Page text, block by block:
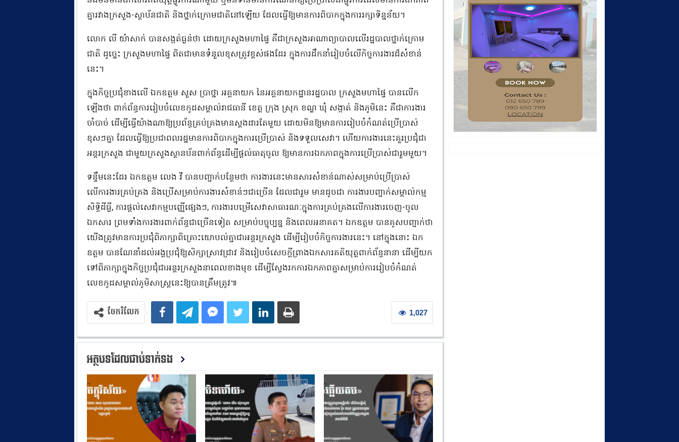
គ្នារវាងក្រសួង-ស្ថាប័នជាតិ និងថ្នាក់ក្រោមជាតិនៅឡើយ ដែលធ្វើឱ្យមានការពិបាកក្នុងការរក្សាទិន្នន័យ។
លោក លី យ៉ាសាក់ បានសង្កត់ធ្ងន់ថា ដោយក្រសួងមហាផ្ទៃ គឺជាក្រសួងអាណាព្យាបាលលើរដ្ឋបាលថ្នាក់ក្រោម
ជាតិ ដូច្នេះ ក្រសួងមហាផ្ទៃ ពិតជាមានទំនួលខុសត្រូវខ្ពស់ផងដែរ ក្នុងការដឹកនាំរៀបចំលើកិច្ចការងារដ៏សំខាន់
នេះ។
ក្នុងកិច្ចប្រជុំខាងលើ ឯកឧត្តម សួស ប្រាថ្នា អគ្គនាយក នៃអគ្គនាយកដ្ឋានរដ្ឋបាល ក្រសួងមហាផ្ទៃ បានលើក
ឡើងថា ពាក់ព័ន្ធការរៀបចំលេខកូដសម្គាល់រាជធានី ខេត្ត ក្រុង ស្រុក ខណ្ឌ ឃុំ សង្កាត់ និងភូមិនេះ គឺជាការងារ
ចាំបាច់ ដើម្បីធ្វើយ៉ាងណាឱ្យប្រព័ន្ធគ្រប់គ្រងមានស្តងដារតែមួយ ដោយមិនឱ្យមានការរៀបចំកំណត់ប្រើប្រាស់
ខុសៗគ្នា ដែលធ្វើឱ្យប្រជាពលរដ្ឋមានការពិបាកក្នុងការប្រើប្រាស់ និងទទួលសេវា។ ហើយការងារនេះគួរប្រជុំជា
អន្តរក្រសួង ជាមួយក្រសួងស្ថានប័នពាក់ព័ន្ធដើម្បីផ្តល់ធាតុចូល ឱ្យមានការឯកភាពក្នុងការប្រើប្រាស់ជារួមមួយ។
ទន្ទឹមនេះដែរ ឯកឧត្តម លេង វី បានបញ្ជាក់បន្ថែមថា ការងារនេះមានសារសំខាន់ណាស់សម្រាប់ប្រើប្រាស់
លើការងារគ្រប់គ្រង និងប្រើសម្រាប់ការងារសំខាន់ៗជាច្រើន ដែលជារួម មានដូចជា ការងារបញ្ជាក់សម្គាល់កម្ម
សិទ្ធិដីធ្លី, ការផ្តល់សេវាកម្មបញ្ញើផ្សេងៗ, ការងារបម្រើសេវាសាធារណៈក្នុងការគ្រប់គ្រងលើការងារចេញ-ចូល
ឯកសារ ព្រមទាំងការងារពាក់ព័ន្ធជាច្រើនទៀត សម្រាប់បច្ចុប្បន្ន និងពេលអនាគត។ ឯកឧត្តម បានគូសបញ្ជាក់ថា
យើងត្រូវមានការប្រជុំពិភាក្សាពិគ្រោះយោបល់គ្នាជាអន្តរក្រសួង ដើម្បីរៀបចំកិច្ចការងារនេះ។ នៅក្នុងនោះ ឯក
ឧត្តម បានណែនាំដល់អង្គប្រជុំឱ្យសិក្សាស្រាវជ្រាវ និងរៀបចំសេចក្តីព្រាងឯកសារគតិយុត្តពាក់ព័ន្ធនានា ដើម្បីយក
ទៅពិភាក្សាក្នុងកិច្ចប្រជុំជាអន្តរក្រសួងនាពេលខាងមុខ ដើម្បីស្វែងរកការឯកភាពគ្នាសម្រាប់ការរៀបចំកំណត់
លេខកូដសម្គាល់ភូមិសាស្ត្រនេះឱ្យបានត្រឹមត្រូវ៕
1,027
ចែករំលែក
អត្ថបទដែលជាប់ទាក់ទង